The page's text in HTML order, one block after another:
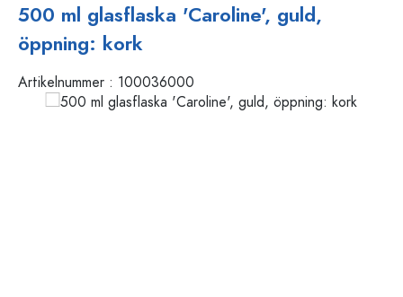
500 ml glasflaska 'Caroline', guld,
öppning: kork
Artikelnummer : 100036000